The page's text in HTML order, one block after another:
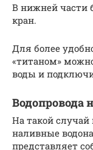
В нижней части
кран.
Для более
«титаном»
воды и
Водопровода
На такой
наливные
представляет